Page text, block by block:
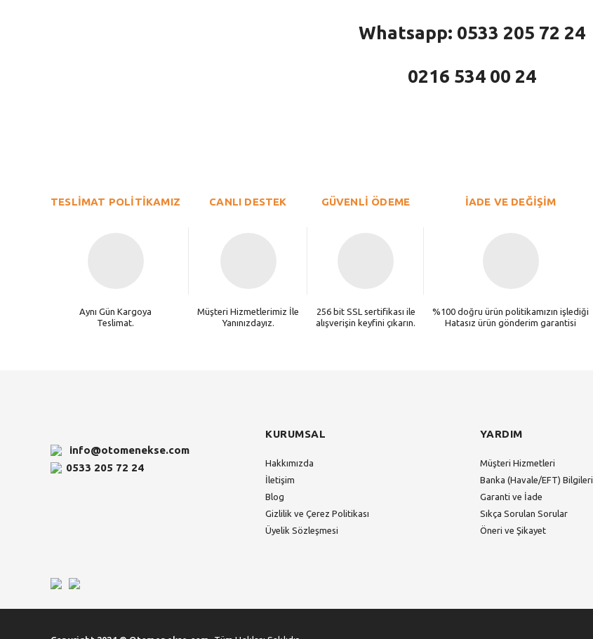
Whatsapp: 0533 205 72 24
0216 534 00 24
Ürün açıklamasında eksik bilgiler bulunuyor.
TESLİMAT POLİTİKAMIZ
Aynı Gün Kargoya
Teslimat.
CANLI DESTEK
Müşteri Hizmetlerimiz İle
Yanınızdayız.
GÜVENLİ ÖDEME
256 bit SSL sertifikası ile
alışverişin keyfini çıkarın.
İADE VE DEĞİŞİM
%100 doğru ürün politikamızın işlediği
Hatasız ürün gönderim garantisi
info@otomenekse.com
0533 205 72 24
KURUMSAL
Hakkımızda
İletişim
Blog
Gizlilik ve Çerez Politikası
Üyelik Sözleşmesi
YARDIM
Müşteri Hizmetleri
Banka (Havale/EFT) Bilgileri
Garanti ve İade
Sıkça Sorulan Sorular
Öneri ve Şikayet